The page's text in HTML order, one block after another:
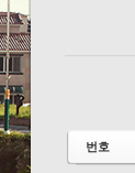
번호